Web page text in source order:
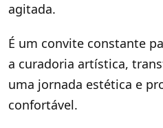
agitada.
É um convite constante
a curadoria artística,
uma jornada estética e
confortável.